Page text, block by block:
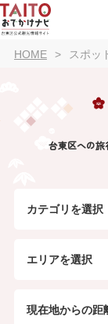
HOME スポッ
台東区への
カテゴリを選択
エリアを選択
現在地からの距